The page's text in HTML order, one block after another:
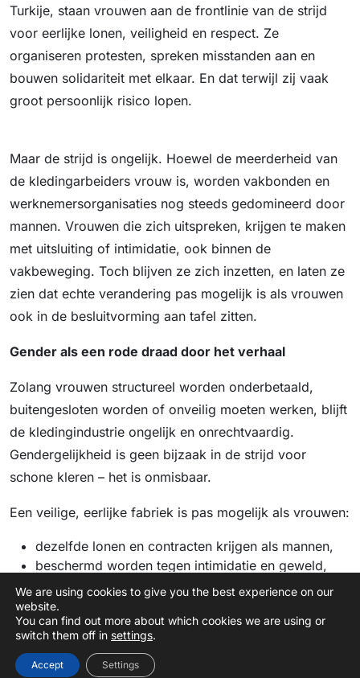
Turkije, staan vrouwen aan de frontlinie van de strijd
voor eerlijke lonen, veiligheid en respect. Ze
organiseren protesten, spreken misstanden aan en
bouwen solidariteit met elkaar. En dat terwijl zij vaak
groot persoonlijk risico lopen.
Maar de strijd is ongelijk. Hoewel de meerderheid van
de kledingarbeiders vrouw is, worden vakbonden en
werknemersorganisaties nog steeds gedomineerd door
mannen. Vrouwen die zich uitspreken, krijgen te maken
met uitsluiting of intimidatie, ook binnen de
vakbeweging. Toch blijven ze zich inzetten, en laten ze
zien dat echte verandering pas mogelijk is als vrouwen
ook in de besluitvorming aan tafel zitten.
Gender als een rode draad door het verhaal
Zolang vrouwen structureel worden onderbetaald,
buitengesloten worden of onveilig moeten werken, blijft
de kledingindustrie ongelijk en onrechtvaardig.
Gendergelijkheid is geen bijzaak in de strijd voor
schone kleren – het is onmisbaar.
Een veilige, eerlijke fabriek is pas mogelijk als vrouwen:
dezelfde lonen en contracten krijgen als mannen,
beschermd worden tegen intimidatie en geweld,
en echte zeggenschap hebben over hun werk en
hun toekomst.
Samen voor verandering
Kledingmerken en regeringen moeten
We are using cookies to give you the best experience on our
website.
You can find out more about which cookies we are using or
switch them off in settings.
Accept Settings